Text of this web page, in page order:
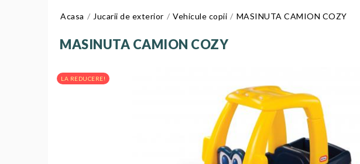
Acasa Jucarii de exterior Vehicule copii MASINUTA CAMION COZY
MASINUTA CAMION COZY
LA REDUCERE!